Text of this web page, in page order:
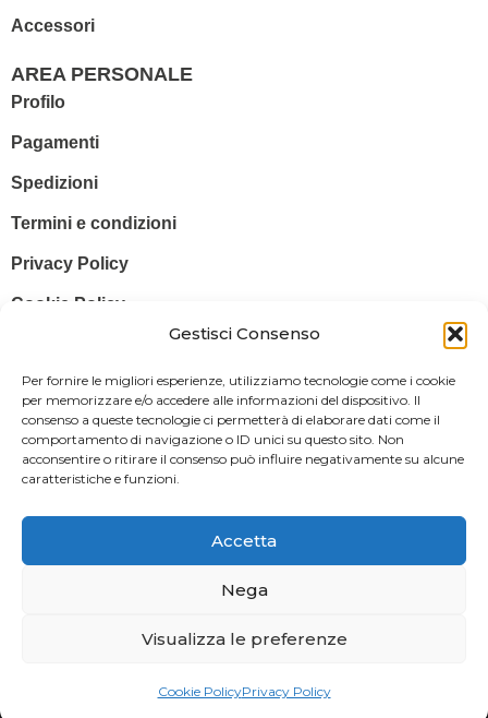
Gestisci Consenso
Per fornire le migliori esperienze, utilizziamo tecnologie come i cookie
per memorizzare e/o accedere alle informazioni del dispositivo. Il
consenso a queste tecnologie ci permetterà di elaborare dati come il
comportamento di navigazione o ID unici su questo sito. Non
acconsentire o ritirare il consenso può influire negativamente su alcune
caratteristiche e funzioni.
Accetta
Nega
Visualizza le preferenze
Cookie PolicyPrivacy Policy
Accessori
AREA PERSONALE
Profilo
Pagamenti
Spedizioni
Termini e condizioni
Privacy Policy
Cookie Policy
Legale: Via Silvio Pellico, 43 97015 MODICA (RG) – P. IVA: IT
01470350883
Powered ByIl Brandificio
Registro nazionale degli aiuti di Stato di cui all’art. 52 della L. 234/2012
in modo da adempiere all’obbligo informativo relativo ai contributi
concorrenza – art. 1, commi 125 – 129), successivamente modificata
dal Decreto Legge 34/2019.